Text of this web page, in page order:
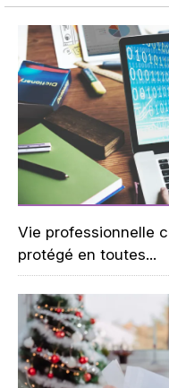
Vie professionnelle
protégé en toutes...